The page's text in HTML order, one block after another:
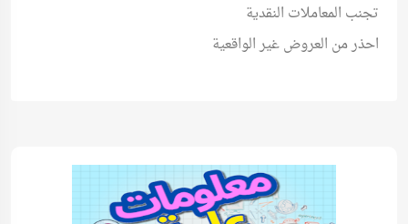
تجنب المعاملات النقدية
احذر من العروض غير الواقعية